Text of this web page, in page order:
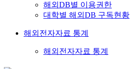
해외DB별 이용권한
대학별 해외DB 구독현황
해외전자자료 통계
해외전자자료 통계